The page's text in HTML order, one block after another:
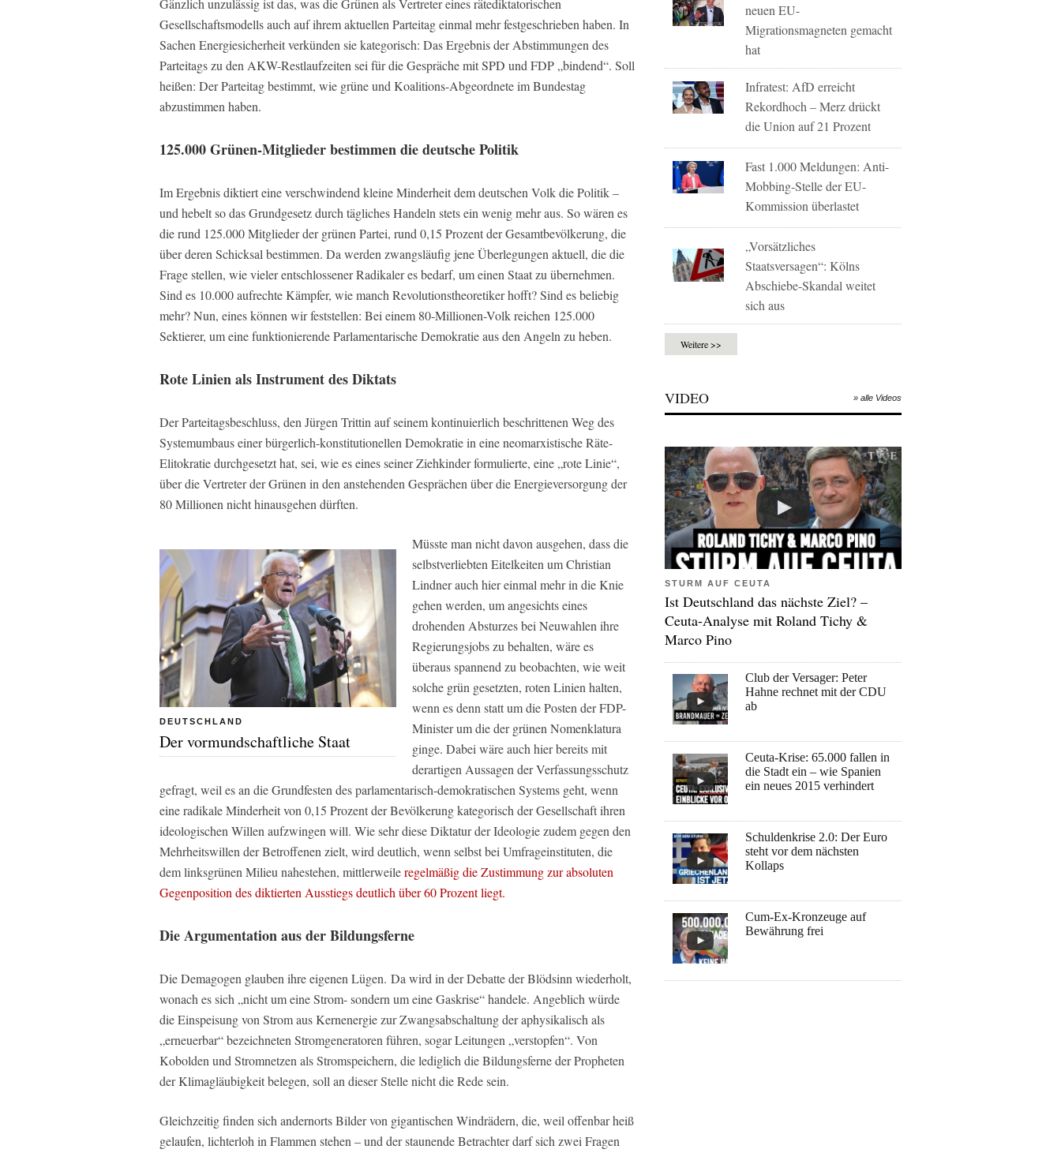
Gänzlich unzulässig ist das, was die Grünen als Vertreter eines rätediktatorischen
Gesellschaftsmodells auch auf ihrem aktuellen Parteitag einmal mehr festgeschrieben haben. In
Sachen Energiesicherheit verkünden sie kategorisch: Das Ergebnis der Abstimmungen des
Parteitags zu den AKW-Restlaufzeiten sei für die Gespräche mit SPD und FDP „bindend“. Soll
heißen: Der Parteitag bestimmt, wie grüne und Koalitions-Abgeordnete im Bundestag
abzustimmen haben.
125.000 Grünen-Mitglieder bestimmen die deutsche Politik
Im Ergebnis diktiert eine verschwindend kleine Minderheit dem deutschen Volk die Politik –
und hebelt so das Grundgesetz durch tägliches Handeln stets ein wenig mehr aus. So wären es
die rund 125.000 Mitglieder der grünen Partei, rund 0,15 Prozent der Gesamtbevölkerung, die
über deren Schicksal bestimmen. Da werden zwangsläufig jene Überlegungen aktuell, die die
Frage stellen, wie vieler entschlossener Radikaler es bedarf, um einen Staat zu übernehmen.
Sind es 10.000 aufrechte Kämpfer, wie manch Revolutionstheoretiker hofft? Sind es beliebig
mehr? Nun, eines können wir feststellen: Bei einem 80-Millionen-Volk reichen 125.000
Sektierer, um eine funktionierende Parlamentarische Demokratie aus den Angeln zu heben.
Rote Linien als Instrument des Diktats
Der Parteitagsbeschluss, den Jürgen Trittin auf seinem kontinuierlich beschrittenen Weg des
Systemumbaus einer bürgerlich-konstitutionellen Demokratie in eine neomarxistische Räte-
Elitokratie durchgesetzt hat, sei, wie es eines seiner Ziehkinder formulierte, eine „rote Linie“,
über die Vertreter der Grünen in den anstehenden Gesprächen über die Energieversorgung der
80 Millionen nicht hinausgehen dürften.
DEUTSCHLAND
Der vormundschaftliche Staat
Müsste man nicht davon ausgehen, dass die
selbstverliebten Eitelkeiten um Christian
Lindner auch hier einmal mehr in die Knie
gehen werden, um angesichts eines
drohenden Absturzes bei Neuwahlen ihre
Regierungsjobs zu behalten, wäre es
überaus spannend zu beobachten, wie weit
solche grün gesetzten, roten Linien halten,
wenn es denn statt um die Posten der FDP-
Minister um die der grünen Nomenklatura
ginge. Dabei wäre auch hier bereits mit
derartigen Aussagen der Verfassungsschutz
gefragt, weil es an die Grundfesten des parlamentarisch-demokratischen Systems geht, wenn
eine radikale Minderheit von 0,15 Prozent der Bevölkerung kategorisch der Gesellschaft ihren
ideologischen Willen aufzwingen will. Wie sehr diese Diktatur der Ideologie zudem gegen den
Mehrheitswillen der Betroffenen zielt, wird deutlich, wenn selbst bei Umfrageinstituten, die
dem linksgrünen Milieu nahestehen, mittlerweileregelmäßig die Zustimmung zur absoluten
Gegenposition des diktierten Ausstiegs deutlich über 60 Prozent liegt.
Die Argumentation aus der Bildungsferne
Die Demagogen glauben ihre eigenen Lügen. Da wird in der Debatte der Blödsinn wiederholt,
wonach es sich „nicht um eine Strom- sondern um eine Gaskrise“ handele. Angeblich würde
die Einspeisung von Strom aus Kernenergie zur Zwangsabschaltung der aphysikalisch als
„erneuerbar“ bezeichneten Stromgeneratoren führen, sogar Leitungen „verstopfen“. Von
Kobolden und Stromnetzen als Stromspeichern, die lediglich die Bildungsferne der Propheten
der Klimagläubigkeit belegen, soll an dieser Stelle nicht die Rede sein.
Gleichzeitig finden sich andernorts Bilder von gigantischen Windrädern, die, weil offenbar heiß
gelaufen, lichterloh in Flammen stehen – und der staunende Betrachter darf sich zwei Fragen
neuen EU-
Migrationsmagneten gemacht
hat
Infratest: AfD erreicht
Rekordhoch – Merz drückt
die Union auf 21 Prozent
Fast 1.000 Meldungen: Anti-
Mobbing-Stelle der EU-
Kommission überlastet
„Vorsätzliches
Staatsversagen“: Kölns
Abschiebe-Skandal weitet
sich aus
Weitere >>
VIDEO » alle Videos
STURM AUF CEUTA
Ist Deutschland das nächste Ziel? –
Ceuta-Analyse mit Roland Tichy &
Marco Pino
Club der Versager: Peter
Hahne rechnet mit der CDU
ab
Ceuta-Krise: 65.000 fallen in
die Stadt ein – wie Spanien
ein neues 2015 verhindert
Schuldenkrise 2.0: Der Euro
steht vor dem nächsten
Kollaps
Cum-Ex-Kronzeuge auf
Bewährung frei